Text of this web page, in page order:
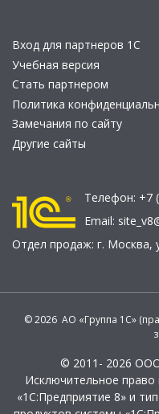
Вход для партнеров 1С
Учебная версия
Стать партнером
Политика
Замечания по сайту
Другие сайты
Телефон: +7
Email:
Отдел продаж: г. Москва,
© 2026 АО «Группа 1С»
© 2011- 2026
Исключительное
«1С:Предприятие 8» и